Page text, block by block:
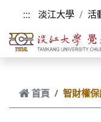
跳到主要內容
::: 淡江大學 活
首頁 智財權